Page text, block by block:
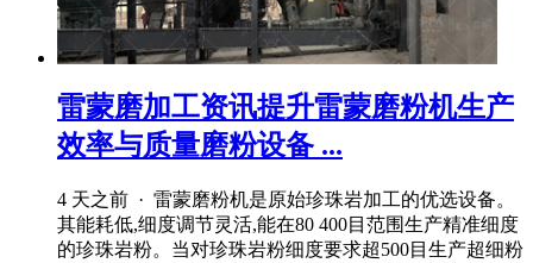
雷蒙磨加工资讯提升雷蒙磨粉机生产
效率与质量磨粉设备 ...
4 天之前 · 雷蒙磨粉机是原始珍珠岩加工的优选设备。
其能耗低,细度调节灵活,能在80 400目范围生产精准细度
的珍珠岩粉。当对珍珠岩粉细度要求超500目生产超细粉